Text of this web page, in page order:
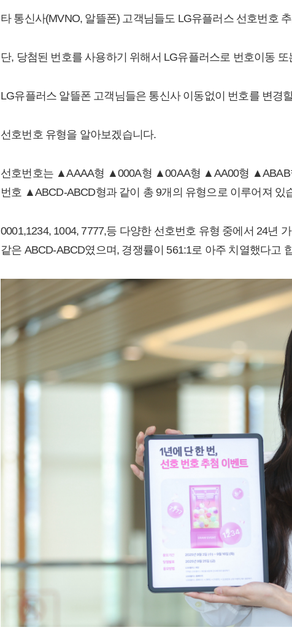
타 통신사(MVNO, 알뜰폰) 고객님들도 LG유플러스 선호번호
단, 당첨된 번호를 사용하기 위해서 LG유플러스로 번호이동
LG유플러스 알뜰폰 고객님들은 통신사 이동없이 번호를 변경
선호번호 유형을 알아보겠습니다.
선호번호는 ▲AAAA형 ▲000A형 ▲00AA형 ▲AA00형
번호 ▲ABCD-ABCD형과 같이 총 9개의 유형으로 이루어져 있
0001,1234, 1004, 7777,등 다양한 선호번호 유형 중에서 24년
같은 ABCD-ABCD였으며, 경쟁률이 561:1로 아주 치열했다고